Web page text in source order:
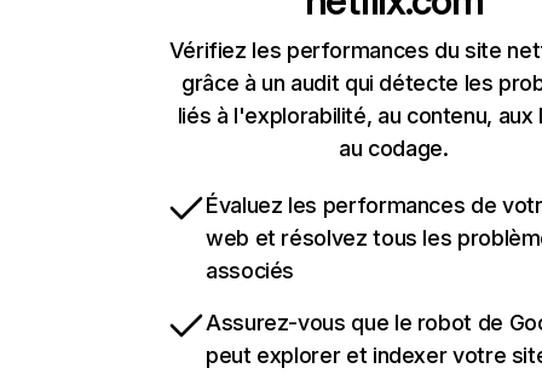
Vérifiez les performances du site
grâce à un audit qui détecte les
liés à l'explorabilité, au contenu, aux
au codage.
Évaluez les performances de
web et résolvez tous les
associés
Assurez-vous que le robot de
peut explorer et indexer votre